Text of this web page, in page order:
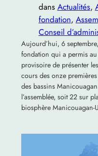
dans Actualités,
fondation,
Conseil
Aujourd’hui, 6
fondation qui a permis
provisoire de présenter
cours des onze
des bassins
l’assemblée, soit 22 sur
biosphère Manicouagan-